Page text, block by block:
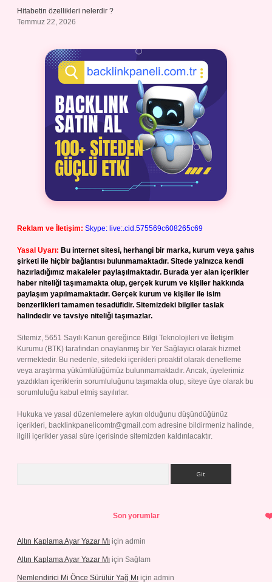
Hitabetin özellikleri nelerdir ?
Temmuz 22, 2026
Reklam ve İletişim: Skype: live:.cid.575569c608265c69
Yasal Uyarı: Bu internet sitesi, herhangi bir marka, kurum veya şahıs
şirketi ile hiçbir bağlantısı bulunmamaktadır. Sitede yalnızca kendi
hazırladığımız makaleler paylaşılmaktadır. Burada yer alan içerikler
haber niteliği taşımamakta olup, gerçek kurum ve kişiler hakkında
paylaşım yapılmamaktadır. Gerçek kurum ve kişiler ile isim
benzerlikleri tamamen tesadüfidir. Sitemizdeki bilgiler taslak
halindedir ve tavsiye niteliği taşımazlar.
Sitemiz, 5651 Sayılı Kanun gereğince Bilgi Teknolojileri ve İletişim
Kurumu (BTK) tarafından onaylanmış bir Yer Sağlayıcı olarak hizmet
vermektedir. Bu nedenle, sitedeki içerikleri proaktif olarak denetleme
veya araştırma yükümlülüğümüz bulunmamaktadır. Ancak, üyelerimiz
yazdıkları içeriklerin sorumluluğunu taşımakta olup, siteye üye olarak bu
sorumluluğu kabul etmiş sayılırlar.
Hukuka ve yasal düzenlemelere aykırı olduğunu düşündüğünüz
içerikleri, backlinkpanelicomtr@gmail.com adresine bildirmeniz halinde,
ilgili içerikler yasal süre içerisinde sitemizden kaldırılacaktır.
Son yorumlar
Altın Kaplama Ayar Yazar Mı için admin
Altın Kaplama Ayar Yazar Mı için Sağlam
Nemlendirici Mi Önce Sürülür Yağ Mı için admin